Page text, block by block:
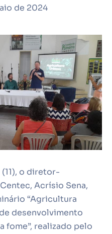
de 2024
o diretor-
Acrísio Sena,
“Agricultura
desenvolvimento
fome”, realizado pelo